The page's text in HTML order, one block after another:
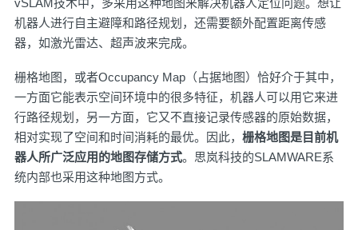
vSLAM技术中，多采用这种地图来解决机器人定位问题。想让
机器人进行自主避障和路径规划，还需要额外配置距离传感
器，如激光雷达、超声波来完成。
栅格地图，或者Occupancy Map（占据地图）恰好介于其中，
一方面它能表示空间环境中的很多特征，机器人可以用它来进
行路径规划，另一方面，它又不直接记录传感器的原始数据，
相对实现了空间和时间消耗的最优。因此， 栅格地图是目前机
器人所广泛应用的地图存储方式。思岚科技的SLAMWARE系
统内部也采用这种地图方式。